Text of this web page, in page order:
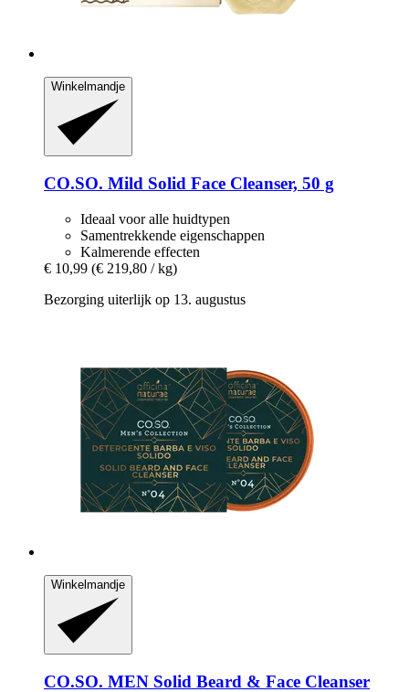
Winkelmandje
CO.SO. Mild Solid Face Cleanser, 50 g
Ideaal voor alle huidtypen
Samentrekkende eigenschappen
Kalmerende effecten
€ 10,99 (€ 219,80 / kg)
Bezorging uiterlijk op 13. augustus
Winkelmandje
CO.SO. MEN Solid Beard & Face Cleanser